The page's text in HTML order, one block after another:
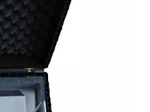
mobil